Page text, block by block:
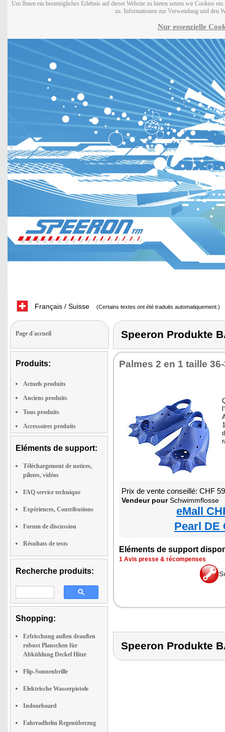
Um Ihnen ein bestmögliches Erlebnis auf dieser Website zu bieten setzen wir Cookies
zu. Informationen zur Verwendung und den
Nur essenzielle
Français / Suisse (Certains textes ont été traduits automatiquement.)
Page d'accueil
Produits:
Actuels produits
Anciens produits
Tous produits
Accessoires produits
Eléments de support:
Téléchargement de notices,
pilotes, vidéos
FAQ service technique
Expériences, Contributions
Forum de discussion
Résultats de tests
Recherche produits:
Shopping:
Erfrischung außen draußen
robust Planschen für
Abkühlung Deckel Hitze
Flip-Sonnenbrille
Elektrische Wasserpistole
Indoorboard
Fahrradhelm Regenüberzug
Speeron Produkte
Palmes 2 en 1 taille
Prix de vente conseillé: CHF
Vendeur pourSchwimmflosse
eMall
Pearl DE
Eléments de support
1 Avis presse & récompenses
Speeron Produkte